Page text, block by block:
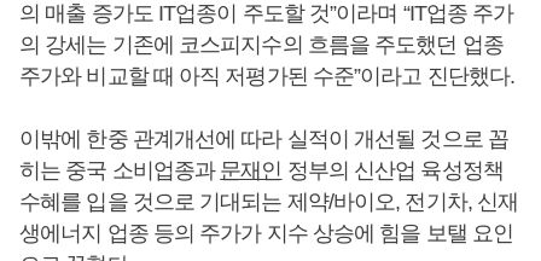
의 매출 증가도 IT업종이 주도할 것”이라며 “IT업종 주가
의 강세는 기존에 코스피지수의 흐름을 주도했던 업종
주가와 비교할 때 아직 저평가된 수준”이라고 진단했다.
이밖에 한중 관계개선에 따라 실적이 개선될 것으로 꼽
히는 중국 소비업종과 문재인 정부의 신산업 육성정책
수혜를 입을 것으로 기대되는 제약/바이오, 전기차, 신재
생에너지 업종 등의 주가가 지수 상승에 힘을 보탤 요인